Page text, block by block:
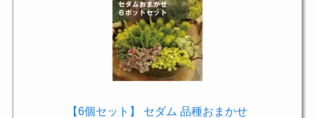
【6個セット】 セダム 品種おまかせ